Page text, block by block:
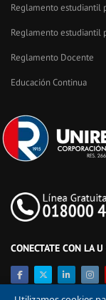
Reglamento estudiantil
Reglamento estudiantil
Reglamento Docente
Educación Continua
CONECTATE CON LA